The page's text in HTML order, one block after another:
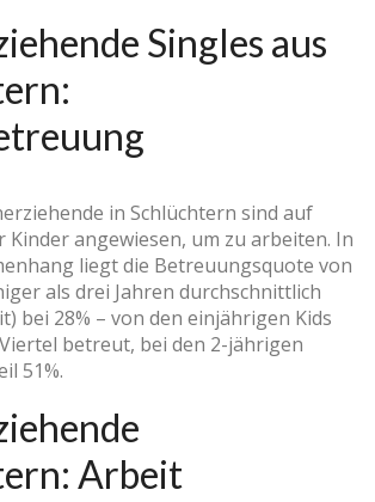
Singles aus
in Schlüchtern sind auf
angewiesen, um zu arbeiten. In
liegt die Betreuungsquote von
als drei Jahren durchschnittlich
bei 28% – von den einjährigen Kids
betreut, bei den 2-jährigen
51%.
Arbeit